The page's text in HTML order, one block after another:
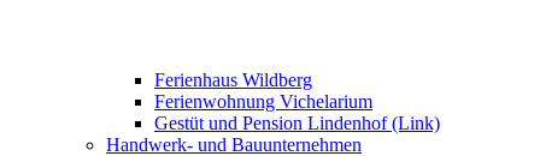
Ferienhaus Wildberg
Ferienwohnung Vichelarium
Gestüt und Pension Lindenhof (Link)
Handwerk- und Bauunternehmen